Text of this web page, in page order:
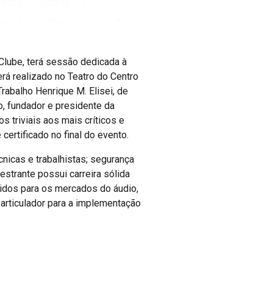
terá sessão dedicada à
realizado no Teatro do Centro
Henrique M. Elisei, de
fundador e presidente da
triviais aos mais críticos e
no final do evento.
e trabalhistas; segurança
possui carreira sólida
para os mercados do áudio,
para a implementação